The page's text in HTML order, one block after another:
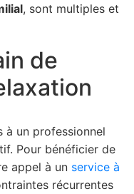
, sont multiples et
de
à un professionnel
Pour bénéficier de
appel à un service à
récurrentes